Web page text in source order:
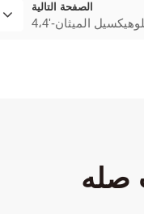
الصفحة التالية
صله